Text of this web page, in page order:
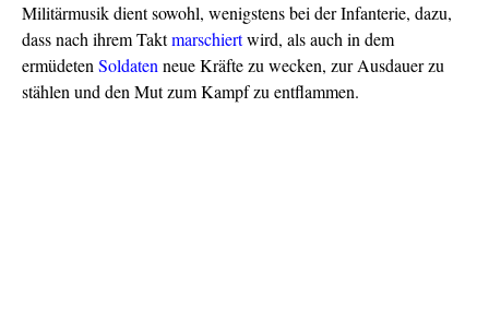
Militärmusik dient sowohl, wenigstens bei der Infanterie, dazu,
dass nach ihrem Taktmarschiertwird, als auch in dem
ermüdetenSoldatenneue Kräfte zu wecken, zur Ausdauer zu
stählen und den Mut zum Kampf zu entflammen.